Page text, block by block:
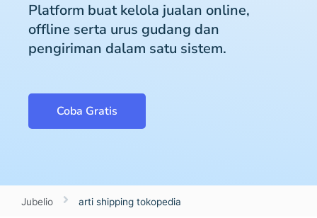
Platform buat kelola jualan online,
offline serta urus gudang dan
pengiriman dalam satu sistem.
Coba Gratis
Jubelio arti shipping tokopedia